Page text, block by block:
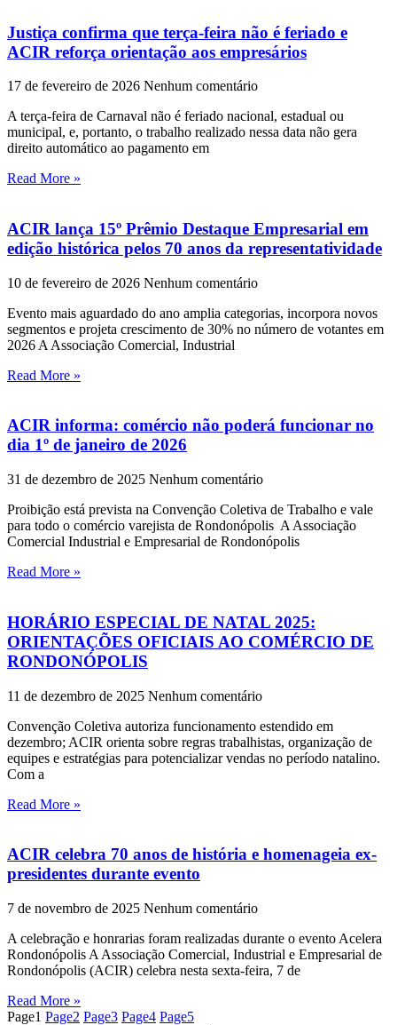
Justiça confirma que terça-feira não é feriado e
ACIR reforça orientação aos empresários
17 de fevereiro de 2026 Nenhum comentário
A terça-feira de Carnaval não é feriado nacional, estadual ou
municipal, e, portanto, o trabalho realizado nessa data não gera
direito automático ao pagamento em
Read More »
ACIR lança 15º Prêmio Destaque Empresarial em
edição histórica pelos 70 anos da representatividade
10 de fevereiro de 2026 Nenhum comentário
Evento mais aguardado do ano amplia categorias, incorpora novos
segmentos e projeta crescimento de 30% no número de votantes em
2026 A Associação Comercial, Industrial
Read More »
ACIR informa: comércio não poderá funcionar no
dia 1º de janeiro de 2026
31 de dezembro de 2025 Nenhum comentário
Proibição está prevista na Convenção Coletiva de Trabalho e vale
para todo o comércio varejista de Rondonópolis A Associação
Comercial Industrial e Empresarial de Rondonópolis
Read More »
HORÁRIO ESPECIAL DE NATAL 2025:
ORIENTAÇÕES OFICIAIS AO COMÉRCIO DE
RONDONÓPOLIS
11 de dezembro de 2025 Nenhum comentário
Convenção Coletiva autoriza funcionamento estendido em
dezembro; ACIR orienta sobre regras trabalhistas, organização de
equipes e estratégias para potencializar vendas no período natalino.
Com a
Read More »
ACIR celebra 70 anos de história e homenageia ex-
presidentes durante evento
7 de novembro de 2025 Nenhum comentário
A celebração e honrarias foram realizadas durante o evento Acelera
Rondonópolis A Associação Comercial, Industrial e Empresarial de
Rondonópolis (ACIR) celebra nesta sexta-feira, 7 de
Read More »
Page1 Page2 Page3 Page4 Page5